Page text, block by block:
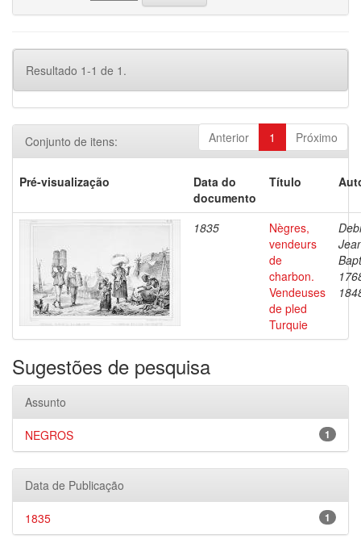
Resultado 1-1 de 1.
Anterior 1 Próximo
Conjunto de itens:
Pré-visualização
Data do
documento
Título
1835
Nègres,
vendeurs
de
charbon.
Vendeuses
de pled
Turquie
Sugestões de pesquisa
Assunto
1
NEGROS
Data de Publicação
1
1835